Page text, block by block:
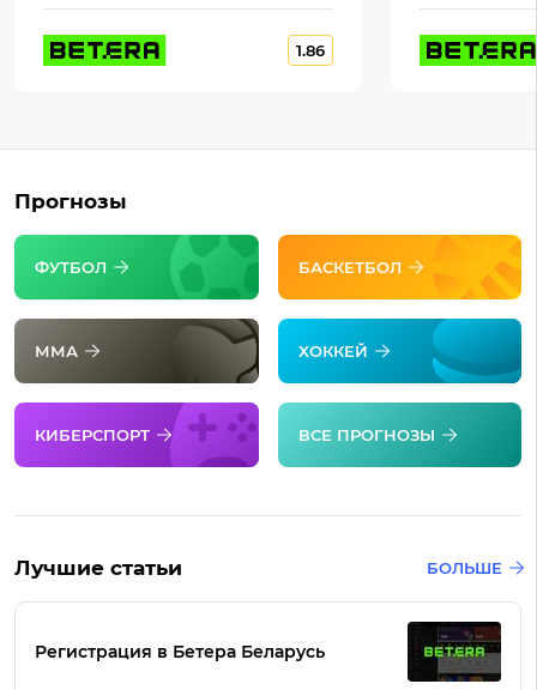
1.86
Прогнозы
ФУТБОЛ БАСКЕТБОЛ
ММА ХОККЕЙ
КИБЕРСПОРТ ВСЕ ПРОГНОЗЫ
Лучшие статьи БОЛЬШЕ
Регистрация в Бетера Беларусь